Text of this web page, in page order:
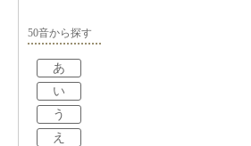
50音から探す
あ
い
う
え